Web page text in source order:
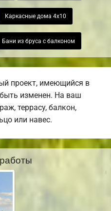
Каркасные дома 4х10
Бани из бруса с балконом
проект, имеющийся в
изменен. На ваш
террасу, балкон,
или навес.